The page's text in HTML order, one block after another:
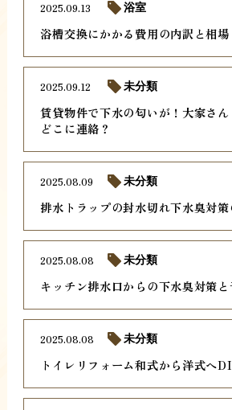
浴槽交換にかかる費用の内訳と相場
2025.09.13 浴室
賃貸物件で下水の匂いが！大家さん
どこに連絡？
2025.09.12 未分類
排水トラップの封水切れ下水臭対
2025.08.09 未分類
キッチン排水口からの下水臭対策
2025.08.08 未分類
トイレリフォーム和式から洋式へ
2025.08.08 未分類